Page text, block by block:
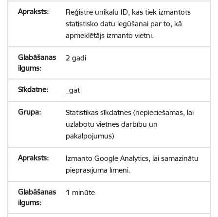
Reģistrē unikālu ID, kas tiek izmantots
statistisko datu iegūšanai par to, kā
apmeklētājs izmanto vietni.
2 gadi
_gat
Statistikas sīkdatnes (nepieciešamas, lai
uzlabotu vietnes darbību un
pakalpojumus)
Izmanto Google Analytics, lai samazinātu
pieprasījuma līmeni.
1 minūte